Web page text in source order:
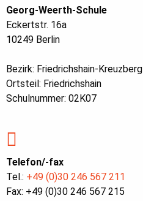
Georg-Weerth-Schule
Eckertstr. 16a
10249 Berlin
Bezirk: Friedrichshain-Kreuzberg
Ortsteil: Friedrichshain
Schulnummer: 02K07
Telefon/-fax
Tel.: +49 (0)30 246 567 211
Fax: +49 (0)30 246 567 215